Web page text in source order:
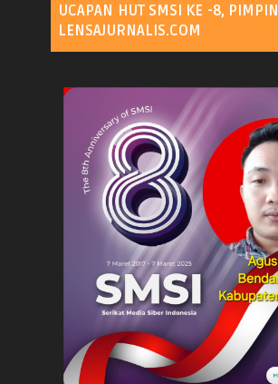
UCAPAN HUT SMSI KE -8,
LENSAJURNALIS.COM